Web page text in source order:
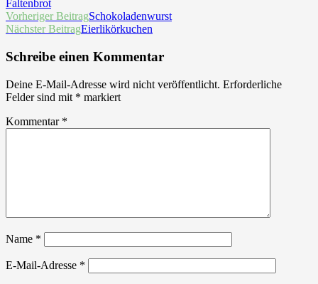
Faltenbrot
Beitrags-
Navigation
Vorheriger BeitragSchokoladenwurst
Nächster BeitragEierlikörkuchen
Schreibe einen Kommentar
Deine E-Mail-Adresse wird nicht veröffentlicht. Erforderliche
Felder sind mit * markiert
Kommentar *
Name *
E-Mail-Adresse *